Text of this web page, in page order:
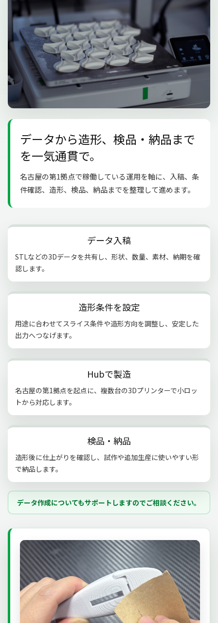
データから造形、検品・納品まで
を一気通貫で。
名古屋の第1拠点で稼働している運用を軸に、入稿、条
件確認、造形、検品、納品までを整理して進めます。
データ入稿
STLなどの3Dデータを共有し、形状、数量、素材、納期を確
認します。
造形条件を設定
用途に合わせてスライス条件や造形方向を調整し、安定した
出力へつなげます。
Hubで製造
名古屋の第1拠点を起点に、複数台の3Dプリンターで小ロッ
トから対応します。
検品・納品
造形後に仕上がりを確認し、試作や追加生産に使いやすい形
で納品します。
データ作成についてもサポートしますのでご相談ください。